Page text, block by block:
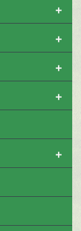
+
+
+
+
+